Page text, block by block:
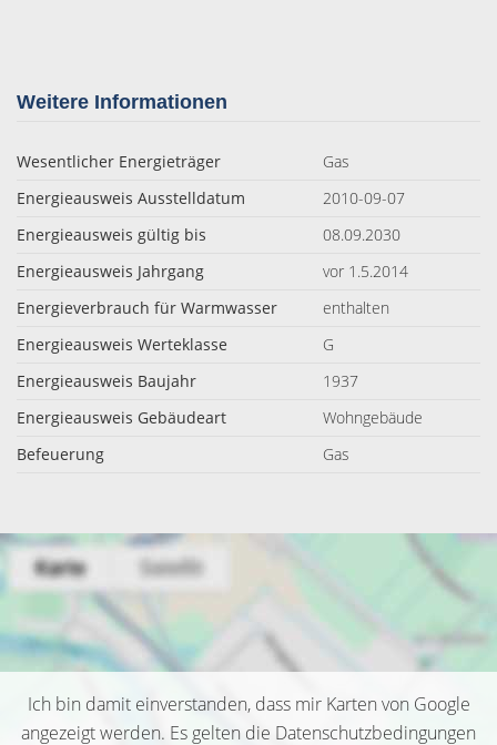
Weitere Informationen
Wesentlicher Energieträger
Gas
Energieausweis Ausstelldatum
2010-09-07
Energieausweis gültig bis
08.09.2030
Energieausweis Jahrgang
vor 1.5.2014
Energieverbrauch für Warmwasser
enthalten
Energieausweis Werteklasse
G
Energieausweis Baujahr
1937
Energieausweis Gebäudeart
Wohngebäude
Befeuerung
Gas
Ich bin damit einverstanden, dass mir Karten von Google
angezeigt werden. Es gelten die Datenschutzbedingungen